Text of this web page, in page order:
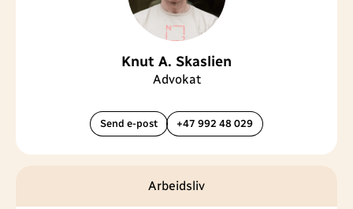
Knut A. Skaslien
Advokat
Send e-post +47 992 48 029
Arbeidsliv